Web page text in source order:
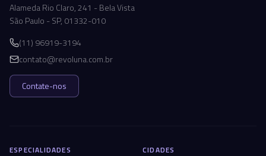
Alameda Rio Claro, 241 - Bela Vista
São Paulo - SP, 01332-010
(11) 96919-3194
contato@revoluna.com.br
Contate-nos
ESPECIALIDADES CIDADES